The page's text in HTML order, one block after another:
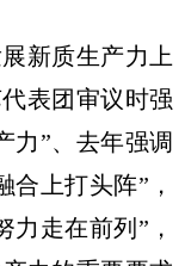
新质生产力上
表团审议时强
力”、去年强调
上打头阵”，
走在前列”，